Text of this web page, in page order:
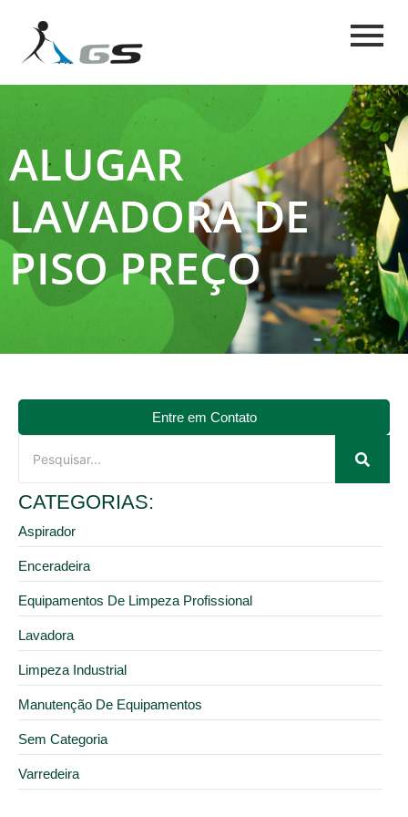
ALUGAR
LAVADORA DE
PISO PREÇO
Entre em Contato
CATEGORIAS:
Aspirador
Enceradeira
Equipamentos De Limpeza Profissional
Lavadora
Limpeza Industrial
Manutenção De Equipamentos
Sem Categoria
Varredeira